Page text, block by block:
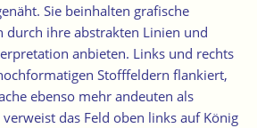
Sie beinhalten grafische
durch ihre abstrakten Linien und
anbieten. Links und rechts
Stofffeldern flankiert,
ebenso mehr andeuten als
das Feld oben links auf König